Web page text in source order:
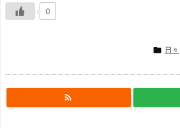
0
 日々
